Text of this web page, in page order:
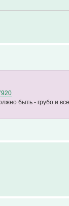
быть - грубо и